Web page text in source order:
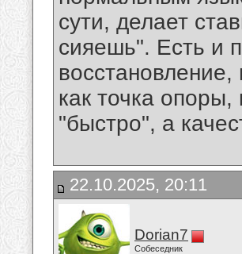
сути, делает
сияешь". Есть и
как точка опоры,
"быстро", а
22.10.2025, 20:11
Dorian7
Собеседник